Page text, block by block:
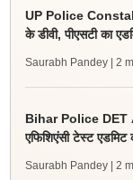
UP Police
के डीवी, पीएसटी का
Saurabh Pandey | 2
Bihar Police DET
एफिशिएंसी टेस्ट एडमिट
Saurabh Pandey | 2